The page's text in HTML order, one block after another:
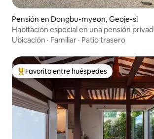
Pensión en Dongbu-myeon, Geoje-si
Habitación especial en una pensión
Geoje-si
Ubicación · Familiar · Patio trasero
Favorito entre huéspedes preferido
Favorito entre huéspedes